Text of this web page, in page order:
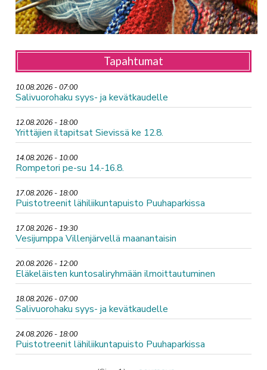
Tapahtumat
10.08.2026 - 07:00
Salivuorohaku syys- ja kevätkaudelle
12.08.2026 - 18:00
Yrittäjien iltapitsat Sievissä ke 12.8.
14.08.2026 - 10:00
Rompetori pe-su 14.-16.8.
17.08.2026 - 18:00
Puistotreenit lähiliikuntapuisto Puuhaparkissa
17.08.2026 - 19:30
Vesijumppa Villenjärvellä maanantaisin
20.08.2026 - 12:00
Eläkeläisten kuntosaliryhmään ilmoittautuminen
18.08.2026 - 07:00
Salivuorohaku syys- ja kevätkaudelle
24.08.2026 - 18:00
Puistotreenit lähiliikuntapuisto Puuhaparkissa